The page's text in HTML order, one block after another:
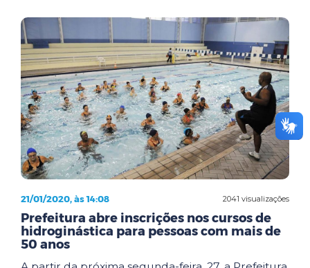
2041 visualizações
21/01/2020, às 14:08
Prefeitura abre inscrições nos cursos de
hidroginástica para pessoas com mais de
50 anos